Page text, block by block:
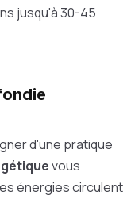
jusqu'à 30-45
d'une pratique
vous
énergies circulent